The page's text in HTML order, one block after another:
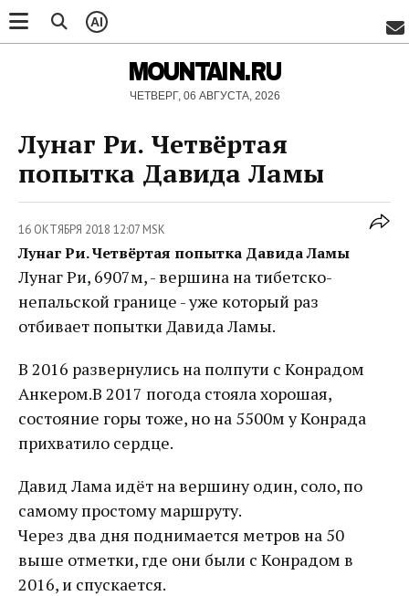
AI
MOUNTAIN.RU
ЧЕТВЕРГ, 06 АВГУСТА, 2026
Лунаг Ри. Четвёртая
попытка Давида Ламы
16 ОКТЯБРЯ 2018 12:07 MSK
Лунаг Ри. Четвёртая попытка Давида Ламы
Лунаг Ри, 6907м, - вершина на тибетско-
непальской границе - уже который раз
отбивает попытки Давида Ламы.
В 2016 развернулись на полпути с Конрадом
Анкером.В 2017 погода стояла хорошая,
состояние горы тоже, но на 5500м у Конрада
прихватило сердце.
Давид Лама идёт на вершину один, соло, по
самому простому маршруту.
Через два дня поднимается метров на 50
выше отметки, где они были с Конрадом в
2016, и спускается.